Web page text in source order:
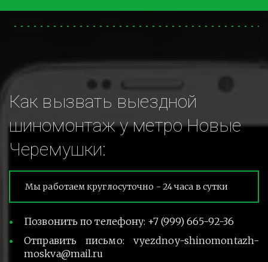
Как вызвать выездной
шиномонтаж у метро Новые
Черемушки:
Мы работаем круглосуточно - 24 часа в сутки
Позвонить по телефону: +7 (999) 665-92-36
Отправить письмо: vyezdnoy-shinomontazh-
moskva@mail.ru